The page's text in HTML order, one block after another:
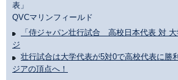
表」
QVCマリンフィールド
「侍ジャパン壮行試合 高校日本代表 対
ジ
壮行試合は大学代表が5対0で高校代表に勝
ジアの頂点へ！